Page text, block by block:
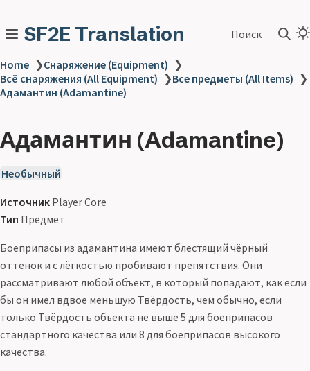
SF2E Translation Поиск
Home ❯Снаряжение (Equipment) ❯
Всё снаряжения (All Equipment) ❯Все предметы (All Items) ❯
Адамантин (Adamantine)
Адамантин (Adamantine)
Необычный
Источник Player Core
Тип Предмет
Боеприпасы из адамантина имеют блестящий чёрный
оттенок и с лёгкостью пробивают препятствия. Они
рассматривают любой объект, в который попадают, как если
бы он имел вдвое меньшую Твёрдость, чем обычно, если
только Твёрдость объекта не выше 5 для боеприпасов
стандартного качества или 8 для боеприпасов высокого
качества.